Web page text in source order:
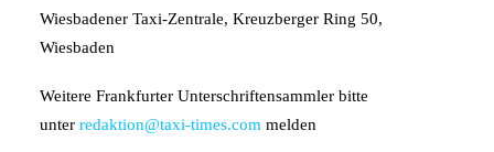
Wiesbadener Taxi-Zentrale, Kreuzberger Ring 50,
Wiesbaden
Weitere Frankfurter Unterschriftensammler bitte
unter redaktion@taxi-times.com melden